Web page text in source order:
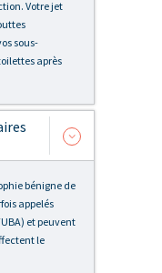
Votre jet
sous-
après
bénigne de
appelés
et peuvent
le